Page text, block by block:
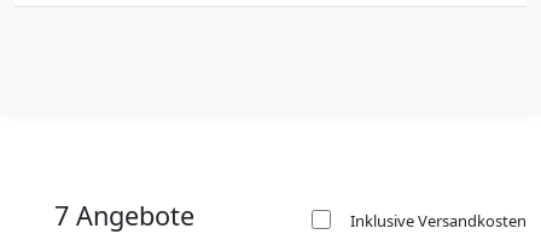
7 Angebote Inklusive Versandkosten